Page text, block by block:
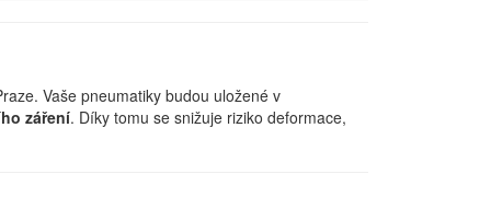
Vaše pneumatiky budou uložené v
záření. Díky tomu se snižuje riziko deformace,